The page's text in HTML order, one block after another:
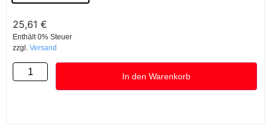
25,61 €
Enthält 0% Steuer
zzgl. Versand
In den Warenkorb